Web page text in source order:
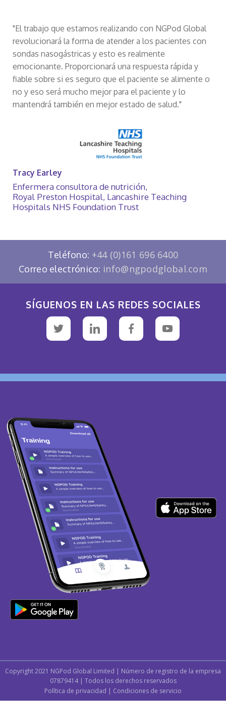
"El trabajo que estamos realizando con NGPod Global
revolucionará la forma de atender a los pacientes con
sondas nasogástricas y esto es realmente
emocionante. Proporcionará una respuesta rápida y
fiable sobre si es seguro que el paciente se alimente o
no y eso será mucho mejor para el paciente y lo
mantendrá también en mejor estado de salud."
Tracy Earley
Enfermera consultora de nutrición,
Royal Preston Hospital, Lancashire Teaching
Hospitals NHS Foundation Trust
Teléfono: +44 (0)161 696 6400
Correo electrónico: info@ngpodglobal.com
SÍGUENOS EN LAS REDES SOCIALES
Copyright 2021 NGPod Global Limited | Número de registro de la empresa
07879414 | Todos los derechos reservados
Política de privacidad | Condiciones de servicio